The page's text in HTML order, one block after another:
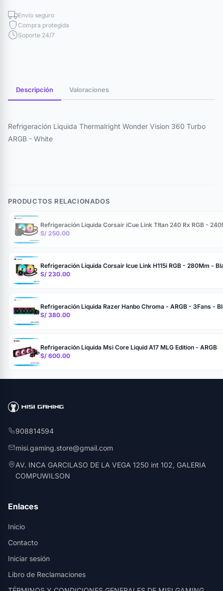
Envío seguro
Compra protegida
Soporte 24/7
Descripción Valoraciones
Refrigeración Liquida Thermalright Wonder Vision 360 Turbo
ARGB - White
PRODUCTOS RELACIONADOS
Refrigeración Liquida Corsair iCue Link TItan 240 Rx RGB -
S/ 250.00
Refrigeración Liquida Corsair Icue Link H115i RGB - 280Mm -
S/ 230.00
Refrigeración Liquida Razer Hanbo Chroma - ARGB - 3Fans -
S/ 380.00
Refrigeración Liquida Msi Core Liquid A17 MLG Edition - ARGB
S/ 600.00
908814594
misi.gaming.store@gmail.com
AV. INCA GARCILASO DE LA VEGA 1250 int 102, GALERIA
COMPUWILSON
Enlaces
Inicio
Contacto
Iniciar sesión
Libro de Reclamaciones